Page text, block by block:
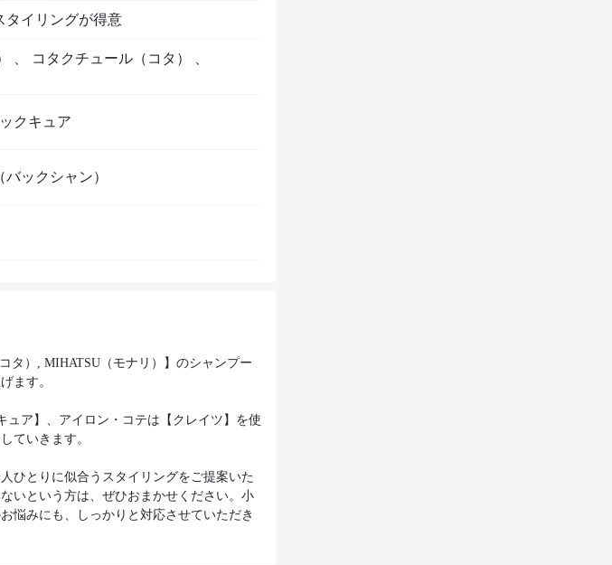
タイリングが得意
コタクチュール（コタ）
クキュア
ックシャン）
タ）, MIHATSU（モナリ）】のシャンプー
ます。
ュア】、アイロン・コテは【クレイツ】を使
ていきます。
ひとりに似合うスタイリングをご提案いた
いという方は、ぜひおまかせください。小
悩みにも、しっかりと対応させていただき